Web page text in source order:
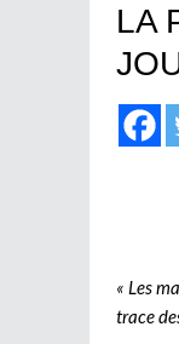
LA
« Les
trace